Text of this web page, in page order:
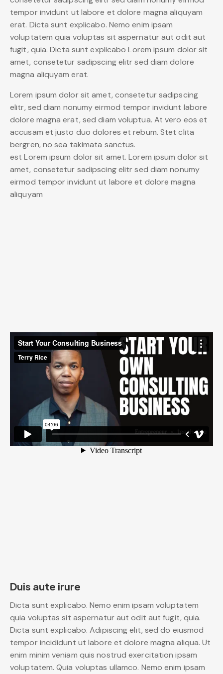
tempor invidunt ut labore et dolore magna aliquyam
erat. Dicta sunt explicabo. Nemo enim ipsam
voluptatem quia voluptas sit aspernatur aut odit aut
fugit, quia. Dicta sunt explicabo Lorem ipsum dolor sit
amet, consetetur sadipscing elitr sed diam dolore
magna aliquyam erat.
Lorem ipsum dolor sit amet, consetetur sadipscing
elitr, sed diam nonumy eirmod tempor invidunt labore
dolore magna erat, sed diam voluptua. At vero eos et
accusam et justo duo dolores et rebum. Stet clita
bergren, no sea takimata sanctus.
est Lorem ipsum dolor sit amet. Lorem ipsum dolor sit
amet, consetetur sadipscing elitr sed diam nonumy
eirmod tempor invidunt ut labore et dolore magna
aliquyam
Duis aute irure
Dicta sunt explicabo. Nemo enim ipsam voluptatem
quia voluptas sit aspernatur aut odit aut fugit, quia.
Dicta sunt explicabo. Adipiscing elit, sed do eiusmod
tempor incididunt ut labore et dolore magna aliqua. Ut
enim minim veniam quis nostrud exercitation ipsam
voluptatem. Quia voluptas ullamco. Nemo enim ipsam